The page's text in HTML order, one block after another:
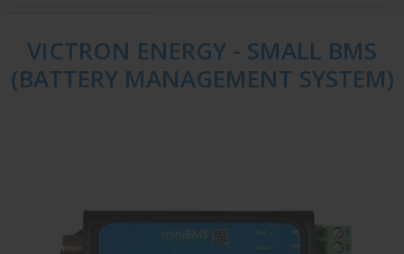
VICTRON ENERGY - SMALL BMS
(BATTERY MANAGEMENT SYSTEM)